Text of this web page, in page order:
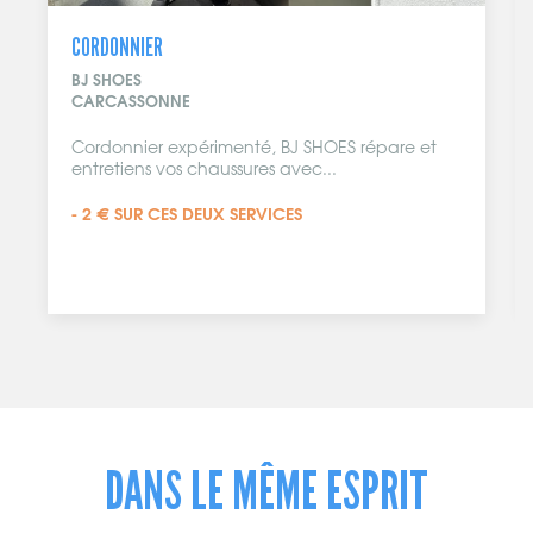
et
CARCASSONNE
Picnic Café vous accueille du déjeuner
jusqu’au goûter en passant...
DANS LE MÊME ESPRIT